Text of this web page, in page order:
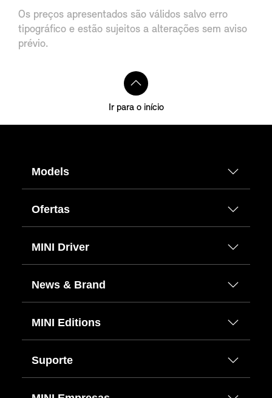
Os preços apresentados são válidos salvo erro
tipográfico e estão sujeitos a alterações sem aviso
prévio.
Ir para o início
Models
Ofertas
MINI Driver
News & Brand
MINI Editions
Suporte